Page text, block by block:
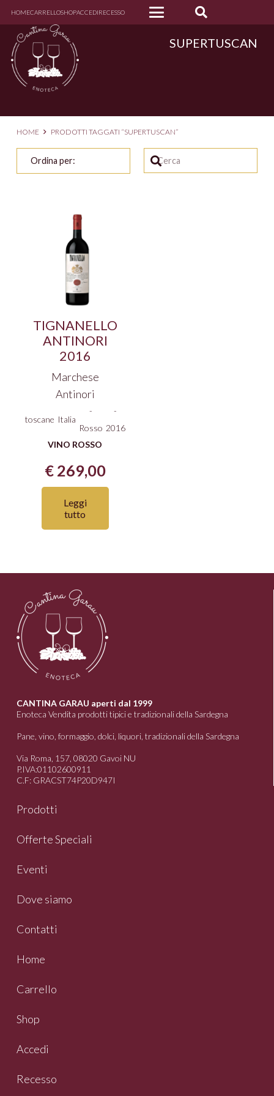
HOMECARRELLOSHOPACCEDIRECESSO
SUPERTUSCAN
HOME PRODOTTI TAGGATI “SUPERTUSCAN”
TIGNANELLO
ANTINORI
2016
Marchese
Antinori
toscane Italia
-
Rosso
-
2016
VINO ROSSO
€269,00
Leggi
tutto
CANTINA GARAU aperti dal 1999
Enoteca Vendita prodotti tipici e tradizionali della Sardegna
Pane, vino, formaggio, dolci, liquori, tradizionali della Sardegna
Via Roma, 157, 08020 Gavoi NU
P.IVA:01102600911
C.F: GRACST74P20D947I
Prodotti
Offerte Speciali
Eventi
Dove siamo
Contatti
Home
Carrello
Shop
Accedi
Recesso